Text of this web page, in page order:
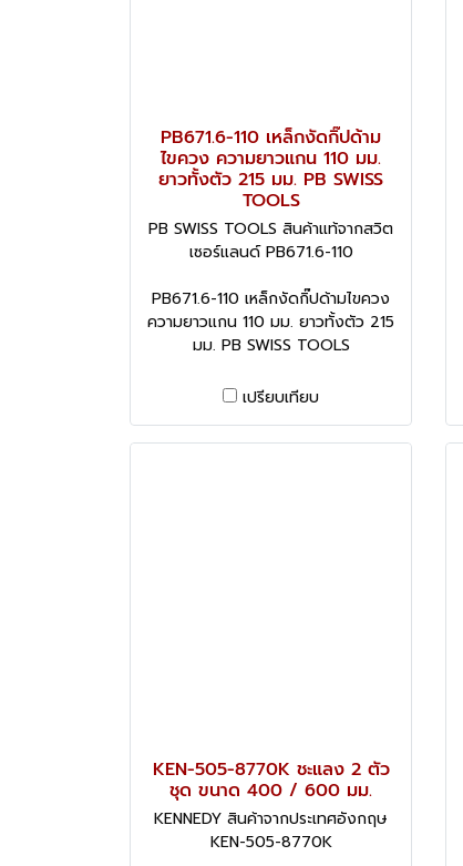
PB671.6-110 เหล็กงัดกิ๊ปด้าม
ไขควง ความยาวแกน 110 มม.
ยาวทั้งตัว 215 มม. PB SWISS
TOOLS
PB SWISS TOOLS สินค้าแท้จากสวิต
เซอร์แลนด์ PB671.6-110
PB671.6-110 เหล็กงัดกิ๊ปด้ามไขควง
ความยาวแกน 110 มม. ยาวทั้งตัว 215
มม. PB SWISS TOOLS
เปรียบเทียบ
KEN-505-8770K ชะแลง 2 ตัว
ชุด ขนาด 400 / 600 มม.
KENNEDY สินค้าจากประเทศอังกฤษ
KEN-505-8770K